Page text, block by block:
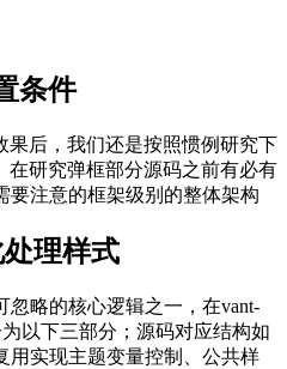
条件
果后，我们还是按照惯例研究下
在研究弹框部分源码之前有必有
要注意的框架级别的整体架构
理样式
略的核心逻辑之一，在vant-
以下三部分；源码对应结构如
用实现主题变量控制、公共样